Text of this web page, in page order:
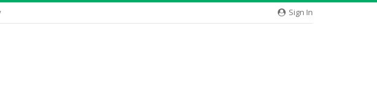
Sign In